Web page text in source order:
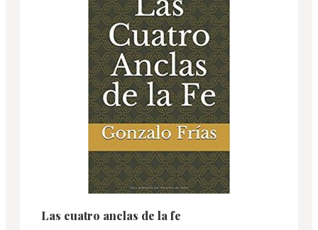
Las cuatro anclas de la fe